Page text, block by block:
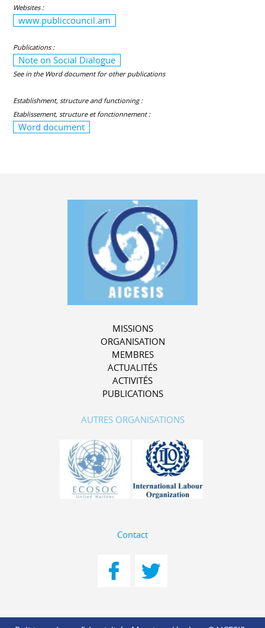
Websites :
www.publiccouncil.am
Publications :
Note on Social Dialogue
See in the Word document for other publications
Establishment, structure and functioning :
Etablissement, structure et fonctionnement :
Word document
MISSIONS
ORGANISATION
MEMBRES
ACTUALITÉS
ACTIVITÉS
PUBLICATIONS
AUTRES ORGANISATIONS
Contact